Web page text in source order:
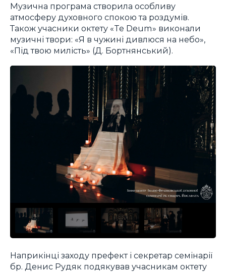
Музична програма створила особливу
атмосферу духовного спокою та роздумів.
Також учасники октету «Te Deum» виконали
музичні твори: «Я в чужині дивлюся на небо»,
«Під твою милість» (Д. Бортнянський).
Наприкінці заходу префект і секретар семінарії
бр. Денис Рудяк подякував учасникам октету